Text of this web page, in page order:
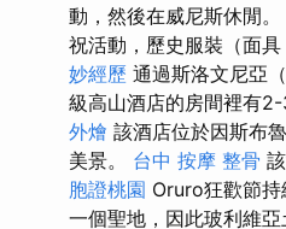
動，然後在威尼斯休閒。
祝活動，歷史服裝（面
妙經歷 通過斯洛文尼亞
級高山酒店的房間裡有
外燴 該酒店位於因斯布
美景。 台中 按摩 整骨
胞證桃園 Oruro狂歡節
一個聖地，因此玻利維